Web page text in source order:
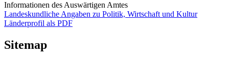
Informationen des Auswärtigen Amtes
Landeskundliche Angaben zu Politik, Wirtschaft und Kultur
Länderprofil als PDF
Sitemap